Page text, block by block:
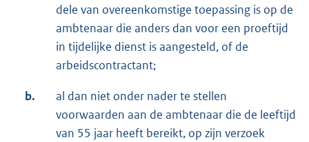
dele van overeenkomstige toepassing is op de
ambtenaar die anders dan voor een proeftijd
in tijdelijke dienst is aangesteld, of de
arbeidscontractant;
b.
al dan niet onder nader te stellen
voorwaarden aan de ambtenaar die de leeftijd
van 55 jaar heeft bereikt, op zijn verzoek